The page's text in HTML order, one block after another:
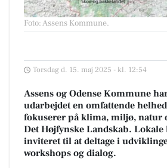
Foto: Assens Kommune.
Torsdag d. 15. maj 2025 - kl. 12:54
Assens og Odense Kommune
udarbejdet en omfattende
fokuserer på klima, miljø, natur
Det Højfynske Landskab. Lokale
inviteret til at deltage i
workshops og dialog.